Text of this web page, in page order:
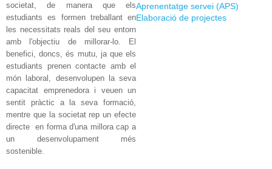
societat, de manera que els
estudiants es formen treballant en
les necessitats reals del seu entorn
amb l'objectiu de millorar-lo. El
benefici, doncs, és mutu, ja que els
estudiants prenen contacte amb el
món laboral, desenvolupen la seva
capacitat emprenedora i veuen un
sentit pràctic a la seva formació,
mentre que la societat rep un efecte
directe en forma d'una millora cap a
un desenvolupament més
sostenible.
Aprenentatge servei (APS)
Elaboració de projectes